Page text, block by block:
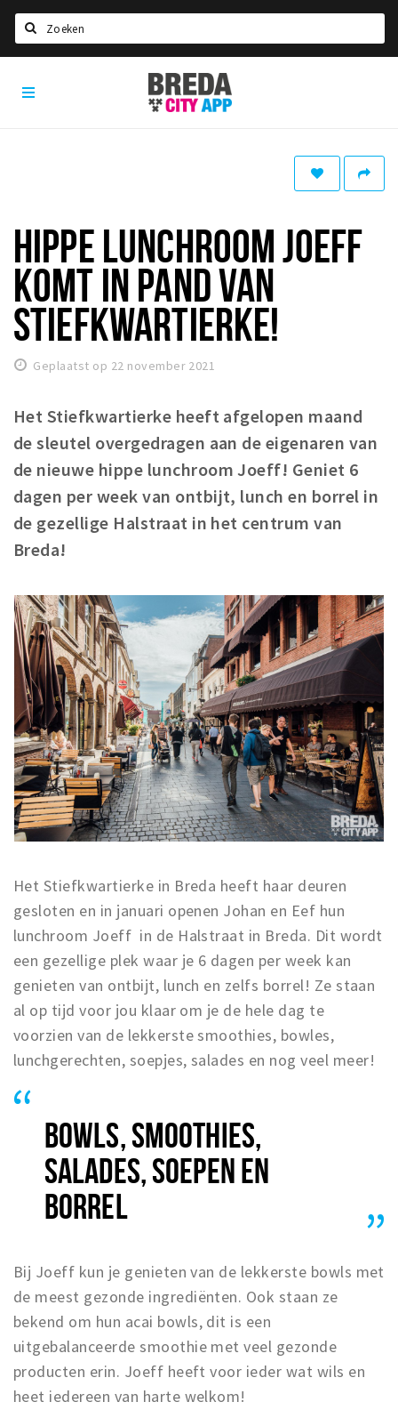
Home
Eten
Drinken
Slapen
Winkelgebieden
Parkeren
Bezienswaardigheden
Musea, theaters & podia
Uitjes & activiteiten
Natuurgebieden
Baroniepoorten
Sport
Privacy
Inloggen
Breda
City
App
HIPPE LUNCHROOM JOEFF
KOMT IN PAND VAN
STIEFKWARTIERKE!
Geplaatst op 22 november 2021
Het Stiefkwartierke heeft afgelopen maand
de sleutel overgedragen aan de eigenaren van
de nieuwe hippe lunchroom Joeff! Geniet 6
dagen per week van ontbijt, lunch en borrel in
de gezellige Halstraat in het centrum van
Breda!
Het Stiefkwartierke in Breda heeft haar deuren
gesloten en in januari openen Johan en Eef hun
lunchroom Joeff in de Halstraat in Breda. Dit wordt
een gezellige plek waar je 6 dagen per week kan
genieten van ontbijt, lunch en zelfs borrel! Ze staan
al op tijd voor jou klaar om je de hele dag te
voorzien van de lekkerste smoothies, bowles,
lunchgerechten, soepjes, salades en nog veel meer!
BOWLS, SMOOTHIES,
SALADES, SOEPEN EN
BORREL
Bij Joeff kun je genieten van de lekkerste bowls met
de meest gezonde ingrediënten. Ook staan ze
bekend om hun acai bowls, dit is een
uitgebalanceerde smoothie met veel gezonde
producten erin. Joeff heeft voor ieder wat wils en
heet iedereen van harte welkom!